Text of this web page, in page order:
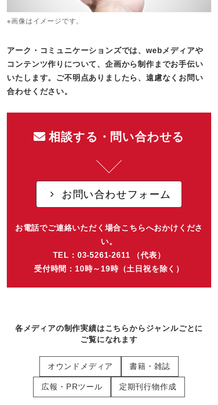
※画像はイメージです。
アーク・コミュニケーションズでは、webメディアや
コンテンツ作りについて、企画から制作までお手伝い
いたします。ご不明点ありましたら、遠慮なくお問い
合わせください。
相談する・問い合わせる
お問い合わせフォーム
お電話でご連絡いただく場合こちらへおかけくださ
い。
TEL：03-5261-2611 （代表）
受付時間：10時～19時（土日祝を除く）
各メディアの制作実績はこちらからジャンルごとに
ご覧になれます
オウンドメディア 書籍・雑誌
広報・PRツール 定期刊行物作成